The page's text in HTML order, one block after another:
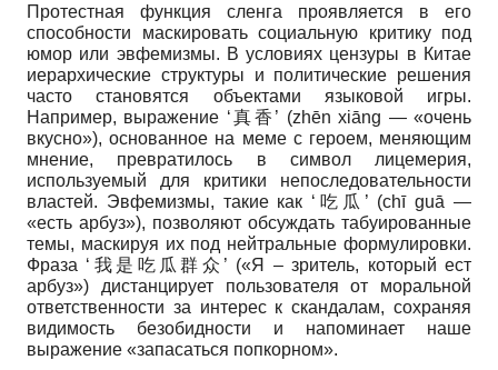
Протестная функция сленга проявляется в его
способности маскировать социальную критику под
юмор или эвфемизмы. В условиях цензуры в Китае
иерархические структуры и политические решения
часто становятся объектами языковой игры.
Например, выражение ‘真香’ (zhēn xiāng — «очень
вкусно»), основанное на меме с героем, меняющим
мнение, превратилось в символ лицемерия,
используемый для критики непоследовательности
властей. Эвфемизмы, такие как ‘吃瓜’ (chī guā —
«есть арбуз»), позволяют обсуждать табуированные
темы, маскируя их под нейтральные формулировки.
Фраза ‘我是吃瓜群众’ («Я – зритель, который ест
арбуз») дистанцирует пользователя от моральной
ответственности за интерес к скандалам, сохраняя
видимость безобидности и напоминает наше
выражение «запасаться попкорном».